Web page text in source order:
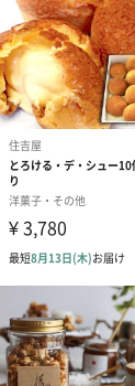
個包装有無
内容量／数量
紙袋